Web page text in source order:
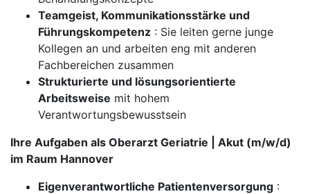
Teamgeist, Kommunikationsstärke und
Führungskompetenz : Sie leiten gerne junge
Kollegen an und arbeiten eng mit anderen
Fachbereichen zusammen
Strukturierte und lösungsorientierte
Arbeitsweise mit hohem
Verantwortungsbewusstsein
Ihre Aufgaben als Oberarzt Geriatrie | Akut (m/w/d)
im Raum Hannover
Eigenverantwortliche Patientenversorgung :